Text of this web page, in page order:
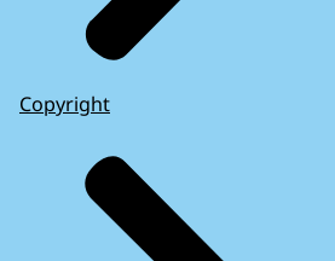
Copyright